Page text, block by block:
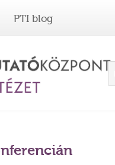
PTI blog